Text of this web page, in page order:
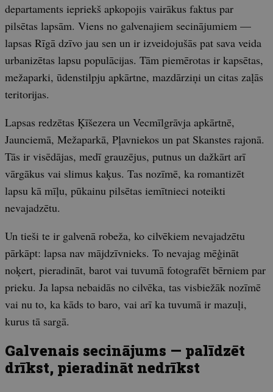
departaments iepriekš apkopojis vairākus faktus par
pilsētas lapsām. Viens no galvenajiem secinājumiem —
lapsas Rīgā dzīvo jau sen un ir izveidojušās pat sava veida
urbanizētas lapsu populācijas. Tām piemērotas ir kapsētas,
mežaparki, ūdenstilpju apkārtne, mazdārziņi un citas zaļās
teritorijas.
Lapsas redzētas Ķīšezera un Vecmīlgrāvja apkārtnē,
Jaunciemā, Mežaparkā, Pļavniekos un pat Skanstes rajonā.
Tās ir visēdājas, medī grauzējus, putnus un dažkārt arī
vārgākus vai slimus kaķus. Tas nozīmē, ka romantizēt
lapsu kā mīļu, pūkainu pilsētas iemītnieci noteikti
nevajadzētu.
Un tieši te ir galvenā robeža, ko cilvēkiem nevajadzētu
pārkāpt: lapsa nav mājdzīvnieks. To nevajag mēģināt
noķert, pieradināt, barot vai tuvumā fotografēt bērniem par
prieku. Ja lapsa nebaidās no cilvēka, tas visbiežāk nozīmē
vai nu to, ka kāds to baro, vai arī ka tuvumā ir mazuļi,
kurus tā sargā.
Galvenais secinājums — palīdzēt
drīkst, pieradināt nedrīkst